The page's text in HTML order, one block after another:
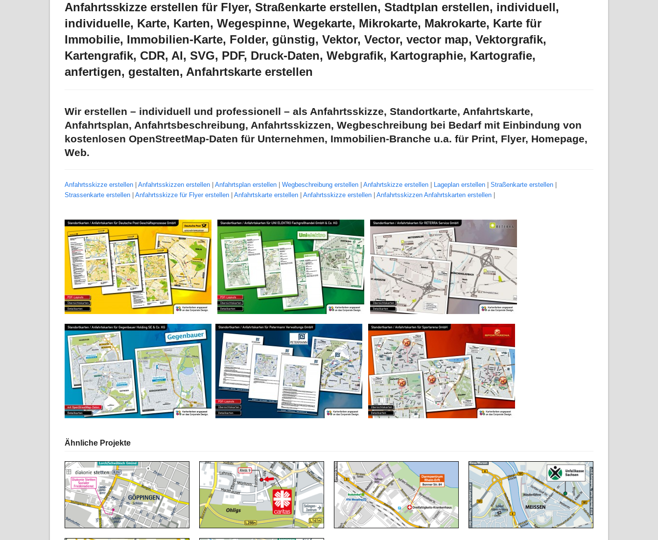
Anfahrtsskizze erstellen für Flyer, Straßenkarte erstellen, Stadtplan erstellen, individuell,
individuelle, Karte, Karten, Wegespinne, Wegekarte, Mikrokarte, Makrokarte, Karte für
Immobilie, Immobilien-Karte, Folder, günstig, Vektor, Vector, vector map, Vektorgrafik,
Kartengrafik, CDR, AI, SVG, PDF, Druck-Daten, Webgrafik, Kartographie, Kartografie,
anfertigen, gestalten, Anfahrtskarte erstellen
Wir erstellen – individuell und professionell – als Anfahrtsskizze, Standortkarte, Anfahrtskarte,
Anfahrtsplan, Anfahrtsbeschreibung, Anfahrtsskizzen, Wegbeschreibung bei Bedarf mit Einbindung von
kostenlosen OpenStreetMap-Daten für Unternehmen, Immobilien-Branche u.a. für Print, Flyer, Homepage,
Web.
Anfahrtsskizze erstellen Anfahrtsskizzen erstellen Anfahrtsplan erstellen Wegbeschreibung erstellen Anfahrtskizze erstellen Lageplan erstellen Straßenkarte erstellen
Strassenkarte erstellen
Anfahrtsskizze für Flyer erstellen Anfahrtskarte erstellen Anfahrtsskizze erstellen Anfahrtsskizzen Anfahrtskarten erstellen
Ähnliche Projekte